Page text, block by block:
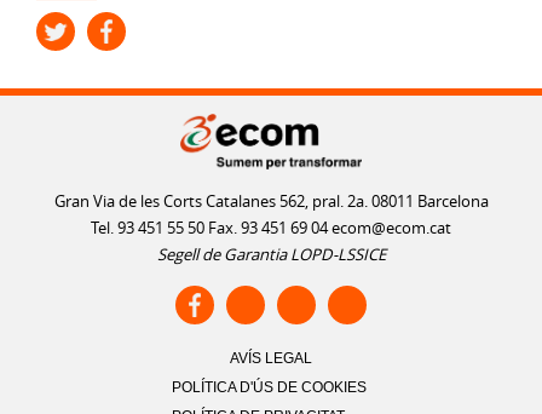
Gran Via de les Corts Catalanes 562, pral. 2a. 08011 Barcelona
Tel. 93 451 55 50 Fax. 93 451 69 04ecom@ecom.cat
Segell de Garantia LOPD-LSSICE
AVÍS LEGAL
POLÍTICA D'ÚS DE COOKIES